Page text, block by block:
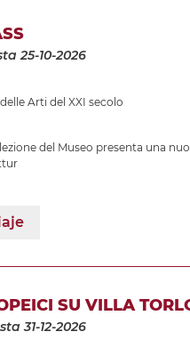
25-10-2026
Arti del XXI secolo
del Museo presenta una
SU VILLA
31-12-2026